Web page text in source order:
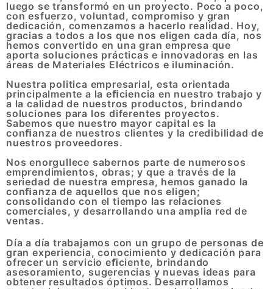
luego se transformó en un proyecto. Poco a poco,
con esfuerzo, voluntad, compromiso y gran
dedicación, comenzamos a hacerlo realidad. Hoy,
gracias a todos a los que nos eligen cada día, nos
hemos convertido en una gran empresa que
aporta soluciones prácticas e innovadoras en las
áreas de Materiales Eléctricos e iluminación.
Nuestra politica empresarial, esta orientada
principalmente a la eﬁciencia en nuestro trabajo y
a la calidad de nuestros productos, brindando
soluciones para los diferentes proyectos.
Sabemos que nuestro mayor capital es la
conﬁanza de nuestros clientes y la credibilidad de
nuestros proveedores.
Nos enorgullece sabernos parte de numerosos
emprendimientos, obras; y que a través de la
seriedad de nuestra empresa, hemos ganado la
conﬁanza de aquellos que nos eligen;
consolidando con el tiempo las relaciones
comerciales, y desarrollando una amplia red de
ventas.
Día a día trabajamos con un grupo de personas de
gran experiencia, conocimiento y dedicación para
ofrecer un servicio eﬁciente, brindando
asesoramiento, sugerencias y nuevas ideas para
obtener resultados óptimos. Desarrollamos